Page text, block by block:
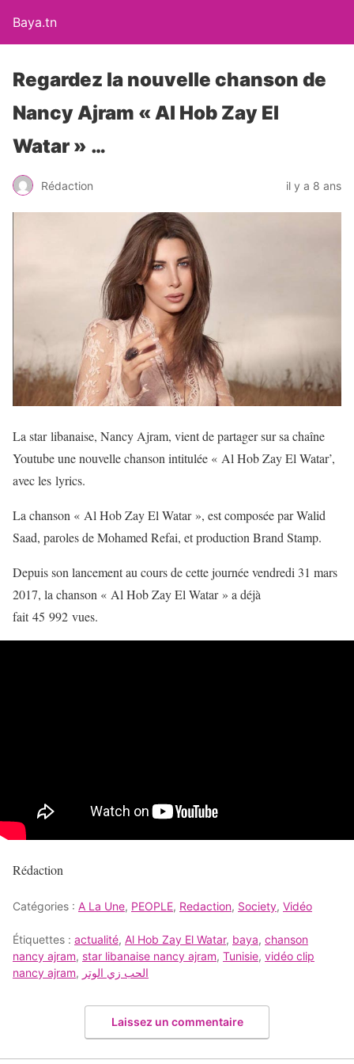
Baya.tn
Regardez la nouvelle chanson de
Nancy Ajram « Al Hob Zay El
Watar » …
Rédaction il y a 8 ans
La star libanaise, Nancy Ajram, vient de partager sur sa chaîne
Youtube une nouvelle chanson intitulée « Al Hob Zay El Watar’,
avec les lyrics.
La chanson « Al Hob Zay El Watar », est composée par Walid
Saad, paroles de Mohamed Refai, et production Brand Stamp.
Depuis son lancement au cours de cette journée vendredi 31 mars
2017, la chanson « Al Hob Zay El Watar » a déjà
fait 45 992 vues.
Rédaction
Catégories : A La Une, PEOPLE, Redaction, Society, Vidéo
Étiquettes : actualité, Al Hob Zay El Watar, baya, chanson
nancy ajram, star libanaise nancy ajram, Tunisie, vidéo clip
nancy ajram, الحب زي الوتر
Laissez un commentaire